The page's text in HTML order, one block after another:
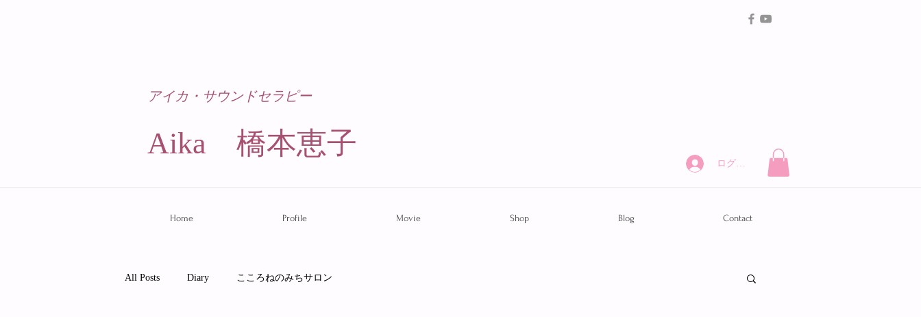
アイカ・サウンドセラピー
Aika 橋本恵子​
ログイン
Home Profile Movie Shop Blog Contact
All Posts Diary こころねのみちサロン